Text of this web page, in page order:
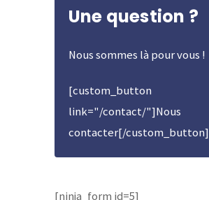
Une question ?
Nous sommes là pour vous !
[custom_button
link="/contact/"]Nous
contacter[/custom_button]
[ninja_form id=5]